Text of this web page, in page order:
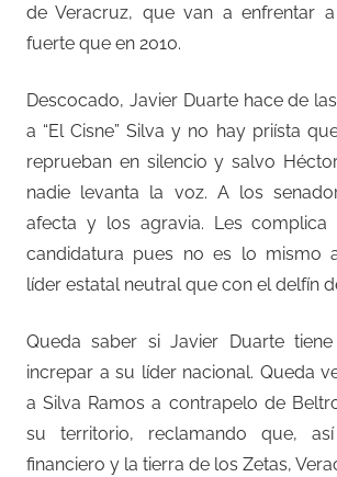
de Veracruz, que van a enfrentar
fuerte que en 2010.
Descocado, Javier Duarte hace de
a “El Cisne” Silva y no hay priísta
reprueban en silencio y salvo
nadie levanta la voz. A los
afecta y los agravia. Les
candidatura pues no es lo mismo
líder estatal neutral que con el delfín
Queda saber si Javier Duarte
increpar a su líder nacional. Queda
a Silva Ramos a contrapelo de
su territorio, reclamando que,
financiero y la tierra de los Zetas,